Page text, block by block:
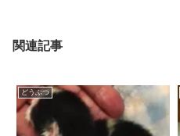
関連記事
どうぶつ